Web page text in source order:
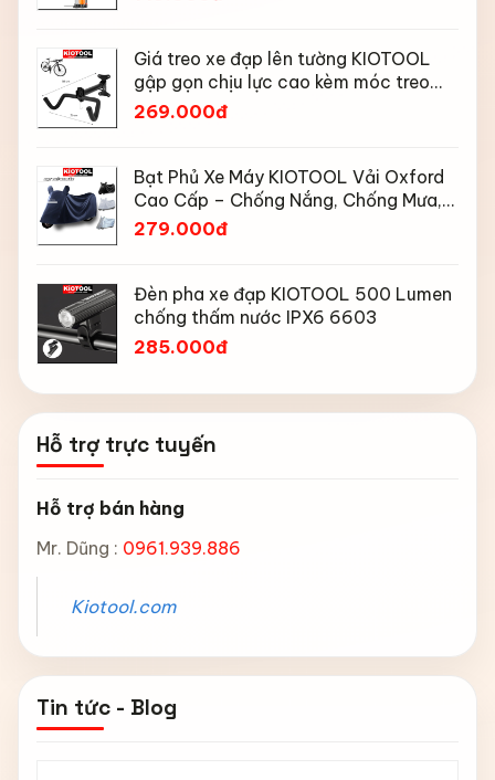
Giá treo xe đạp lên tường KIOTOOL
gập gọn chịu lực cao kèm móc treo
mũ bảo hiểm
269.000đ
Bạt Phủ Xe Máy KIOTOOL Vải Oxford
Cao Cấp – Chống Nắng, Chống Mưa,
Chống Bụi, Chống Tia UV, Có Phản
279.000đ
Đèn pha xe đạp KIOTOOL 500 Lumen
chống thấm nước IPX6 6603
285.000đ
Hỗ trợ trực tuyến
Hỗ trợ bán hàng
Mr. Dũng : 0961.939.886
Kiotool.com
Tin tức - Blog